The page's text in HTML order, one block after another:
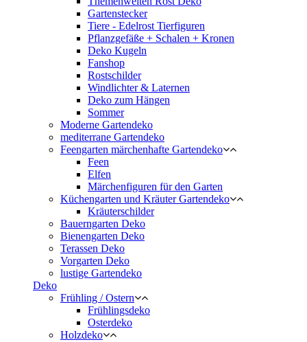
Gartenstecker
Tiere - Edelrost Tierfiguren
Pflanzgefäße + Schalen + Kronen
Deko Kugeln
Fanshop
Rostschilder
Windlichter & Laternen
Deko zum Hängen
Sommer
Moderne Gartendeko
mediterrane Gartendeko
Feengarten märchenhafte Gartendeko
Feen
Elfen
Märchenfiguren für den Garten
Küchengarten und Kräuter Gartendeko
Kräuterschilder
Bauerngarten Deko
Bienengarten Deko
Terassen Deko
Vorgarten Deko
lustige Gartendeko
Deko
Frühling / Ostern
Frühlingsdeko
Osterdeko
Holzdeko